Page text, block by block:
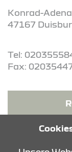
Konrad-
47167
Tel:
Fax: